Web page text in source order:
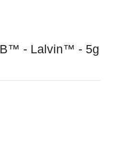
- Lalvin™ - 5g